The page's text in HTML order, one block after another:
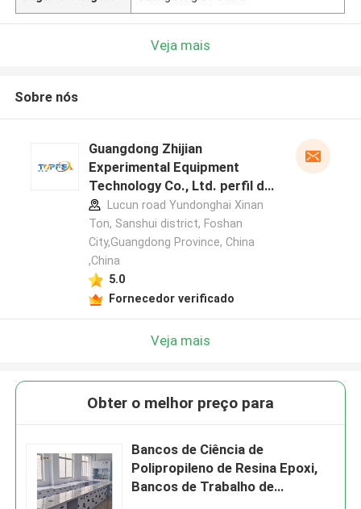
Veja mais
Sobre nós
Guangdong Zhijian
Experimental Equipment
Technology Co., Ltd. perfil do
fabricante
Lucun road Yundonghai Xinan
Ton, Sanshui district, Foshan
City,Guangdong Province, China
,China
5.0
Fornecedor verificado
Veja mais
Obter o melhor preço para
Bancos de Ciência de
Polipropileno de Resina Epoxi,
Bancos de Trabalho de